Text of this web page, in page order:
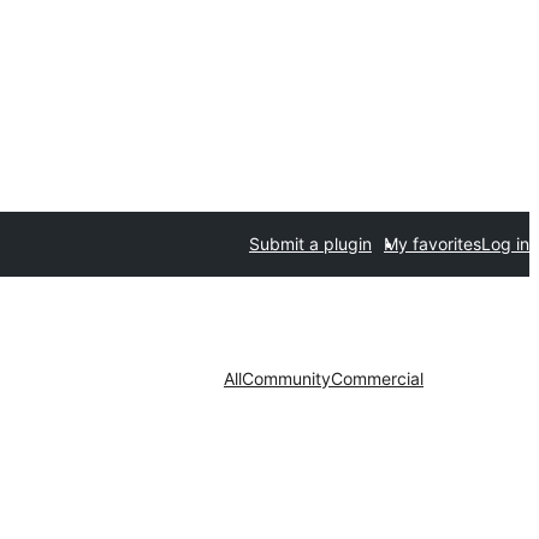
Submit a plugin My favoritesLog in
AllCommunityCommercial